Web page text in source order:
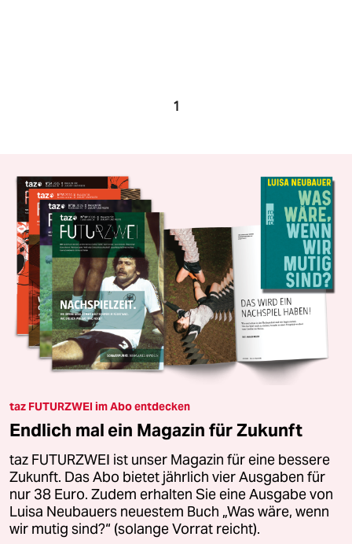
1
taz FUTURZWEI im Abo entdecken
Endlich mal ein Magazin für Zukunft
taz FUTURZWEI ist unser Magazin für eine bessere
Zukunft. Das Abo bietet jährlich vier Ausgaben für
nur 38 Euro. Zudem erhalten Sie eine Ausgabe von
Luisa Neubauers neuestem Buch „Was wäre, wenn
wir mutig sind?“ (solange Vorrat reicht).